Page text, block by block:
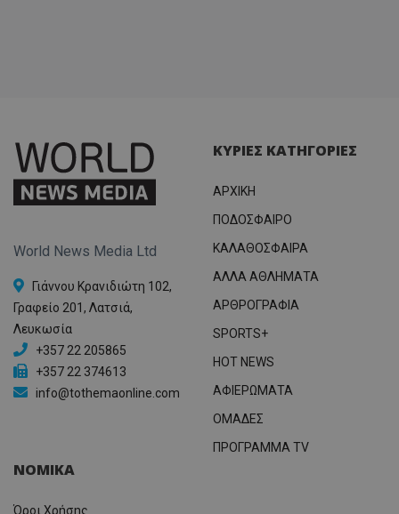
World News Media Ltd
Γιάννου Κρανιδιώτη 102,
Γραφείο 201, Λατσιά,
Λευκωσία
+357 22 205865
+357 22 374613
info@tothemaonline.com
ΚΥΡΙΕΣ ΚΑΤΗΓΟΡΙΕΣ
ΑΡΧΙΚΗ
ΠΟΔΟΣΦΑΙΡΟ
ΚΑΛΑΘΟΣΦΑΙΡΑ
ΑΛΛΑ ΑΘΛΗΜΑΤΑ
ΑΡΘΡΟΓΡΑΦΙΑ
SPORTS+
HOT NEWS
ΑΦΙΕΡΩΜΑΤΑ
ΟΜΑΔΕΣ
ΠΡΟΓΡΑΜΜΑ TV
ΝΟΜΙΚΑ
Όροι Χρήσης